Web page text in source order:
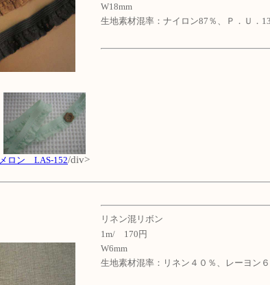
W18mm
生地素材混率：ナイロン87％、Ｐ．Ｕ．
メロン LAS-152/div>
リネン混リボン
1m/ 170円
W6mm
生地素材混率：リネン４０％、レーヨン